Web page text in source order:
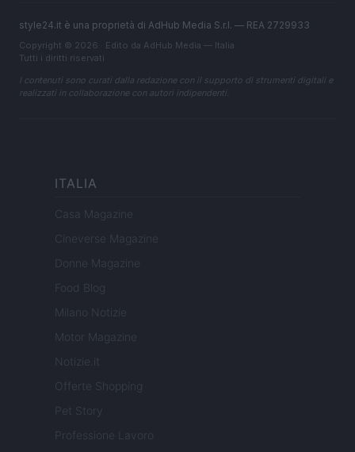
style24.it è una proprietà di AdHub Media S.r.l. — REA 2729933
Copyright © 2026 · Edito da AdHub Media — Italia
Tutti i diritti riservati
I contenuti sono curati dalla redazione con il supporto di strumenti digitali e
realizzati in collaborazione con autori indipendenti.
ITALIA
Casa Magazine
Cineverse Magazine
Donne Magazine
Food Blog
Milano Notizie
Motor Magazine
Notizie.it
Offerte Shopping
Pet Story
Professione Lavoro